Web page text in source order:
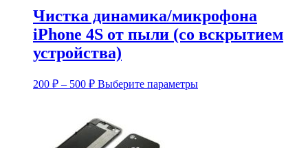
Чистка динамика/микрофона
iPhone 4S от пыли (со вскрытием
устройства)
200 ₽ – 500 ₽Диапазон
–
500 ₽
Выберите параметрыЭтот